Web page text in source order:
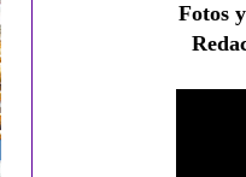
Fotos